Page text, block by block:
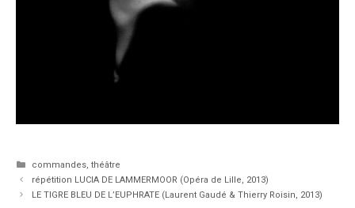
Catégories
commandes, théâtre
répétition LUCIA DE LAMMERMOOR (Opéra de Lille, 2013)
LE TIGRE BLEU DE L’EUPHRATE (Laurent Gaudé & Thierry Roisin, 2013)